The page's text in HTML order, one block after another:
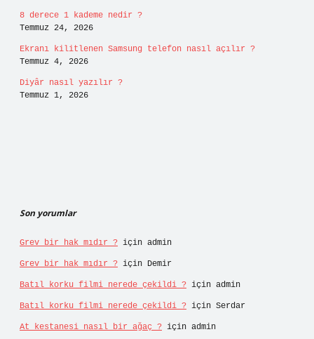
8 derece 1 kademe nedir ?
Temmuz 24, 2026
Ekranı kilitlenen Samsung telefon nasıl açılır ?
Temmuz 4, 2026
Diyâr nasıl yazılır ?
Temmuz 1, 2026
Son yorumlar
Grev bir hak mıdır ? için admin
Grev bir hak mıdır ? için Demir
Batıl korku filmi nerede çekildi ? için admin
Batıl korku filmi nerede çekildi ? için Serdar
At kestanesi nasıl bir ağaç ? için admin